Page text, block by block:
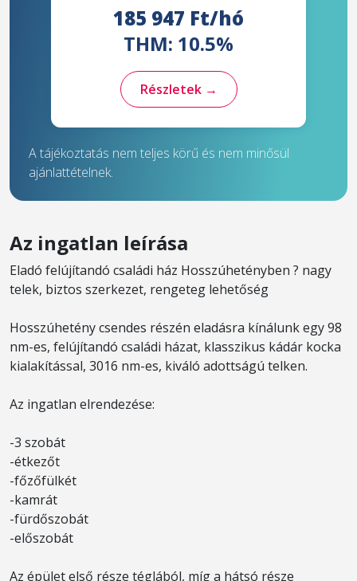
185 947 Ft/hó
THM: 10.5%
Részletek →
A tájékoztatás nem teljes körű és nem minősül
ajánlattételnek.
Az ingatlan leírása
Eladó felújítandó családi ház Hosszúhetényben ? nagy
telek, biztos szerkezet, rengeteg lehetőség
Hosszúhetény csendes részén eladásra kínálunk egy 98
nm-es, felújítandó családi házat, klasszikus kádár kocka
kialakítással, 3016 nm-es, kiváló adottságú telken.
Az ingatlan elrendezése:
-3 szobát
-étkezőt
-főzőfülkét
-kamrát
-fürdőszobát
-előszobát
Az épület első része téglából, míg a hátsó része